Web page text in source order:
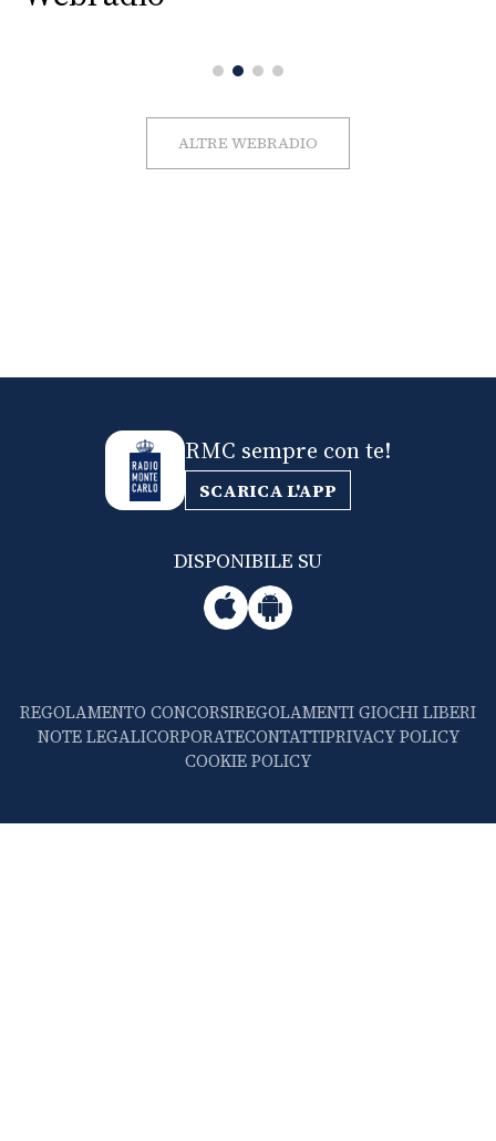
ALTRE WEBRADIO
RMC sempre con te!
SCARICA L'APP
DISPONIBILE SU
REGOLAMENTO CONCORSIREGOLAMENTI GIOCHI LIBERI
NOTE LEGALICORPORATECONTATTIPRIVACY POLICY
COOKIE POLICY